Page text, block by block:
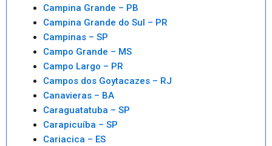
Campina Grande – PB
Campina Grande do Sul – PR
Campinas – SP
Campo Grande – MS
Campo Largo – PR
Campos dos Goytacazes – RJ
Canavieras – BA
Caraguatatuba – SP
Carapicuíba – SP
Cariacica – ES